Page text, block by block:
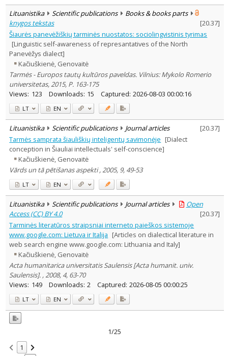
Lituanistika Scientific publications
Books & books parts
knygos tekstas
[20.37]
Šiaurės panevėžiškių tarminės nuostatos: sociolingvistinis tyrimas
[Linguistic self-awareness of represantatives of the North
Panevėžys dialect]
Kačiuškienė, Genovaitė
Tarmės - Europos tautų kultūros paveldas. Vilnius: Mykolo Romerio
universitetas, 2015, P. 163-175
Views: 123 Downloads: 15 Captured: 2026-08-03 00:00:16
LT EN
Lituanistika Scientific publications Journal articles [20.37]
Tarmės samprata šiauliškių inteligentų savimonėje [Dialect
conception in Šiauliai intellectuals' self-conscience]
Kačiuškienė, Genovaitė
Vārds un tā pētišanas aspekti , 2005, 9, 49-53
LT EN
Lituanistika Scientific publications Journal articles
Open
Access (CC) BY 4.0
[20.37]
Tarminės literatūros straipsniai interneto paieškos sistemoje
www.google.com: Lietuva ir Italija [Articles on dialectical literature in
web search engine www.google.com: Lithuania and Italy]
Kačiuškienė, Genovaitė
Acta humanitarica universitatis Saulensis [Acta humanit. univ.
Saulensis]. , 2008, 4, 63-70
Views: 149 Downloads: 2 Captured: 2026-08-05 00:00:25
LT EN
1/25
1